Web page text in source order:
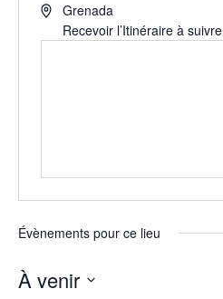
Grenada
Recevoir l’Itinéraire à suivre
Évènements pour ce lieu
À venir